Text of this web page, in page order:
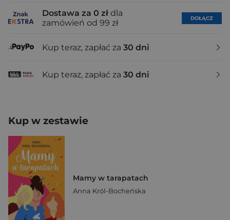
Dostawa za 0 zł dla
zamówień od 99 zł
DOŁĄCZ
Kup teraz, zapłać za 30 dni
Kup teraz, zapłać za 30 dni
Kup w zestawie
Mamy w tarapatach
Anna Król-Bocheńska